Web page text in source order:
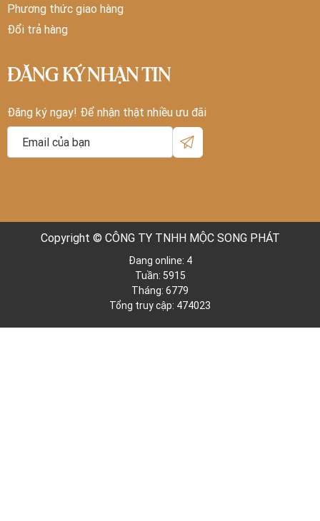
Phương thức giao hàng
Đổi trả hàng
ĐĂNG KÝ NHẬN TIN
Đăng ký ngay! Để nhận thật nhiều ưu đãi
Copyright © CÔNG TY TNHH MỘC SONG PHÁT
Đang online: 4
Tuần: 5915
Tháng: 6779
Tổng truy cập: 474023